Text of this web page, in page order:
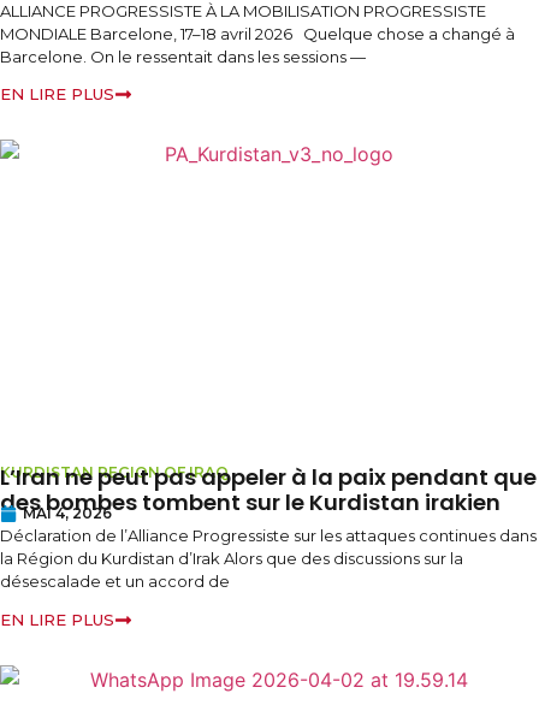
ALLIANCE PROGRESSISTE À LA MOBILISATION PROGRESSISTE
MONDIALE Barcelone, 17–18 avril 2026 Quelque chose a changé à
Barcelone. On le ressentait dans les sessions —
EN LIRE PLUS
KURDISTAN REGION OF IRAQ
L’Iran ne peut pas appeler à la paix pendant que
des bombes tombent sur le Kurdistan irakien
MAI 4, 2026
Déclaration de l’Alliance Progressiste sur les attaques continues dans
la Région du Kurdistan d’Irak Alors que des discussions sur la
désescalade et un accord de
EN LIRE PLUS